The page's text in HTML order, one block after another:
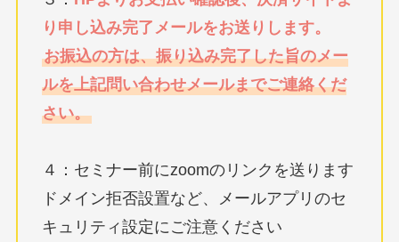
り申し込み完了メールをお送りします。
お振込の方は、振り込み完了した旨のメー
ルを上記問い合わせメールまでご連絡くだ
さい。
４：セミナー前にzoomのリンクを送ります
ドメイン拒否設置など、メールアプリのセ
キュリティ設定にご注意ください